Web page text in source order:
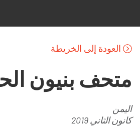
العودة إلى الخريطة
متحف بنيون
اليمن
كانون الثاني 2019